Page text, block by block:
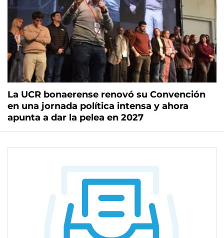
La UCR bonaerense renovó su Convención
en una jornada política intensa y ahora
apunta a dar la pelea en 2027